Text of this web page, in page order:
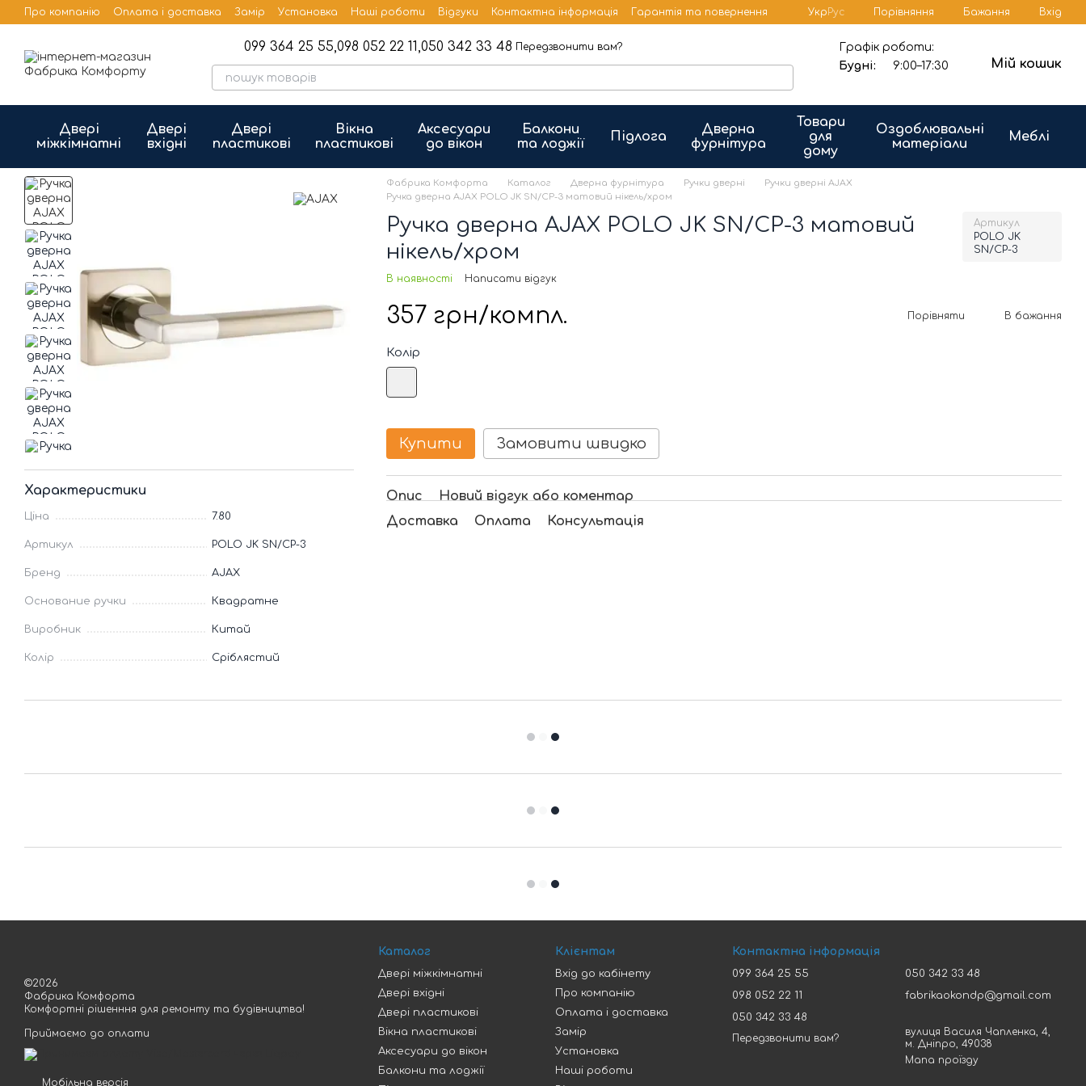
Перейти до основного контенту
Про компанію Оплата і доставка Замір Установка Наші роботи Відгуки Контактна інформація
Гарантія та повернення
Бренди
Публічна оферта
Укр Рус Порівняння Бажання Вхід
099 364 25 55,098 052 22 11,050 342 33 48 Передзвонити вам?
Графік роботи:
Будні:
9:00–17:30 Мій кошик
Двері
міжкімнатні
Двері
вхідні
Двері
пластикові
Вікна
пластикові
Аксесуари
до вікон
Балкони
та лоджії
Підлога
Дверна
фурнітура
Товари
для
дому
Оздоблювальні
матеріали
Меблі
Характеристики
Ціна 7.80
Артикул POLO JK SN/CP-3
Бренд AJAX
Основание ручки Квадратне
Виробник Китай
Колір Сріблястий
Фабрика Комфорта Каталог Дверна фурнітура Ручки дверні
Ручки дверні AJAX
Ручка дверна AJAX POLO JK SN/CP-3 матовий нікель/хром
Ручка дверна AJAX POLO JK SN/CP-3 матовий
нікель/хром
Артикул
POLO JK
SN/CP-3
В наявності Написати відгук
357 грн/компл. Порівняти В бажання
Колір
Купити Замовити швидко
Опис
Новий відгук або коментар
Доставка
Оплата Консультація
©2026
Фабрика Комфорта
Комфортні рішенння для ремонту та будівництва!
Приймаємо до оплати
Мобільна версія
Каталог
Двері міжкімнатні
Двері вхідні
Двері пластикові
Вікна пластикові
Аксесуари до вікон
Балкони та лоджії
Клієнтам
Вхід до кабінету
Про компанію
Оплата і доставка
Замір
Установка
Наші роботи
Контактна інформація
099 364 25 55
098 052 22 11
050 342 33 48
Передзвонити вам?
050 342 33 48
fabrikaokondp@gmail.com
вулиця Василя Чапленка, 4,
м. Дніпро, 49038
Мапа проїзду